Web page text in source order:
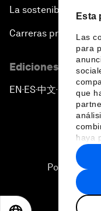
Esta
Las
para
que
haya
La sostenibilidad en
Carreras
Ediciones en
EN ▪ES▪中文▪ 日本語
Política de